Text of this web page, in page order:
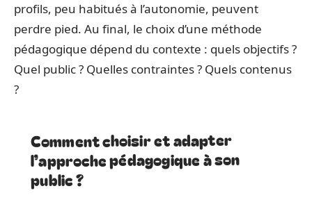
profils, peu habitués à l’autonomie, peuvent
perdre pied. Au final, le choix d’une méthode
pédagogique dépend du contexte : quels objectifs ?
Quel public ? Quelles contraintes ? Quels contenus
?
Comment choisir et adapter
l’approche pédagogique à son
public ?